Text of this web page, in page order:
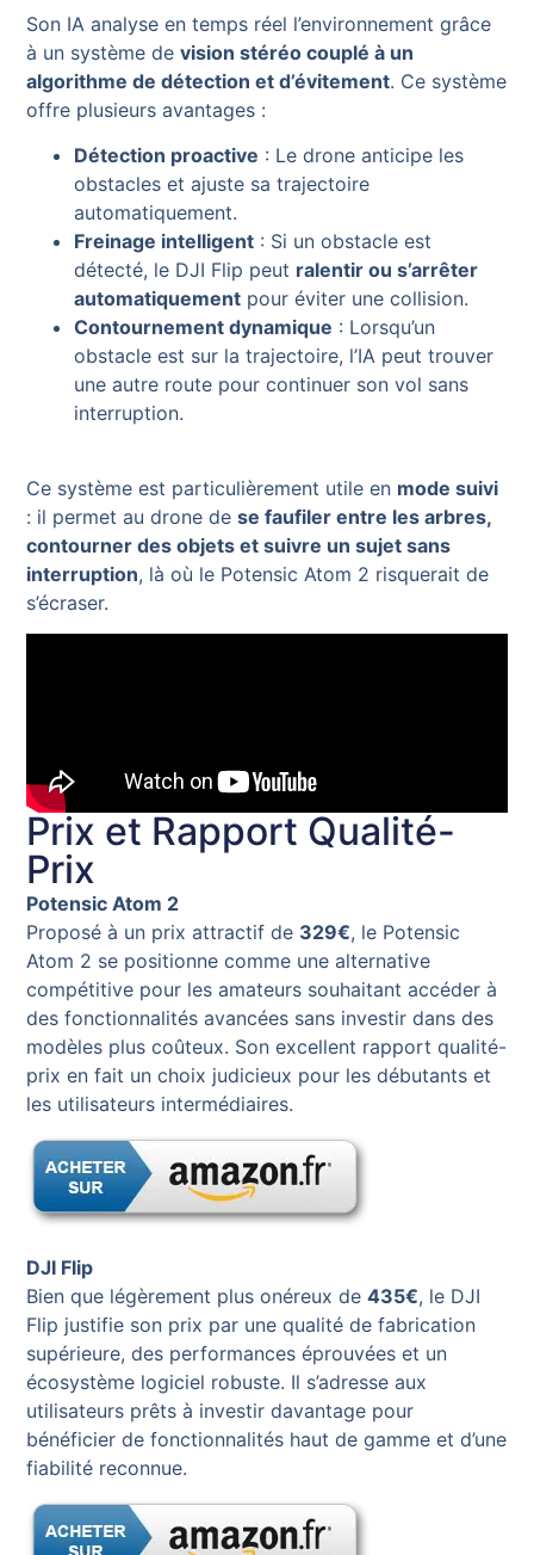
Son IA analyse en temps réel l’environnement grâce
à un système devision stéréo couplé à un
algorithme de détection et d’évitement. Ce système
offre plusieurs avantages :
Détection proactive : Le drone anticipe les
obstacles et ajuste sa trajectoire
automatiquement.
Freinage intelligent : Si un obstacle est
détecté, le DJI Flip peut ralentir ou s’arrêter
automatiquement pour éviter une collision.
Contournement dynamique : Lorsqu’un
obstacle est sur la trajectoire, l’IA peut trouver
une autre route pour continuer son vol sans
interruption.
Ce système est particulièrement utile en mode suivi
: il permet au drone dese faufiler entre les arbres,
contourner des objets et suivre un sujet sans
interruption, là où le Potensic Atom 2 risquerait de
s’écraser.
Prix et Rapport Qualité-
Prix
Potensic Atom 2
Proposé à un prix attractif de 329€, le Potensic
Atom 2 se positionne comme une alternative
compétitive pour les amateurs souhaitant accéder à
des fonctionnalités avancées sans investir dans des
modèles plus coûteux. Son excellent rapport qualité-
prix en fait un choix judicieux pour les débutants et
les utilisateurs intermédiaires.
DJI Flip
Bien que légèrement plus onéreux de435€, le DJI
Flip justifie son prix par une qualité de fabrication
supérieure, des performances éprouvées et un
écosystème logiciel robuste. Il s’adresse aux
utilisateurs prêts à investir davantage pour
bénéficier de fonctionnalités haut de gamme et d’une
fiabilité reconnue.